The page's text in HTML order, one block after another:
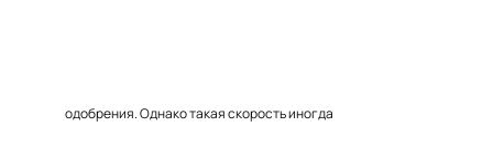
одобрения. Однако такая скорость иногда